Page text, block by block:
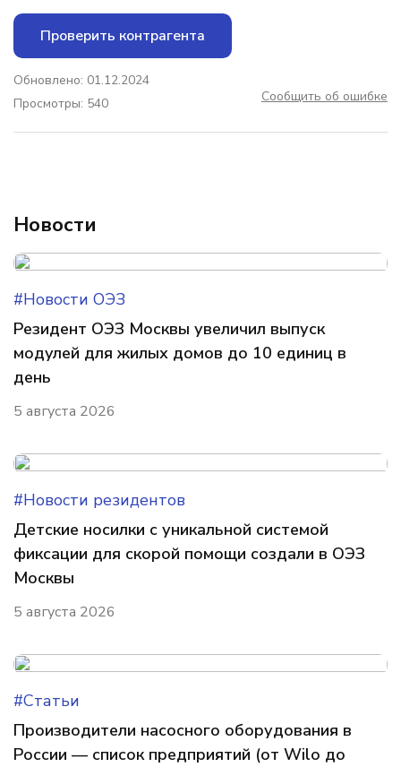
Проверить контрагента
Обновлено: 01.12.2024
Просмотры: 540
Сообщить об ошибке
Новости
#Новости ОЭЗ
Резидент ОЭЗ Москвы увеличил выпуск
модулей для жилых домов до 10 единиц в
день
5 августа 2026
#Новости резидентов
Детские носилки с уникальной системой
фиксации для скорой помощи создали в ОЭЗ
Москвы
5 августа 2026
#Статьи
Производители насосного оборудования в
России — список предприятий (от Wilo до